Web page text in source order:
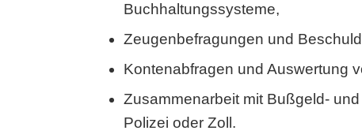
Buchhaltungssysteme,
Zeugenbefragungen und
Kontenabfragen und Auswertung
Zusammenarbeit mit Bußgeld-
Polizei oder Zoll.